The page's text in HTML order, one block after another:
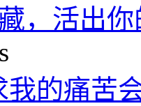
，活出
我的痛苦